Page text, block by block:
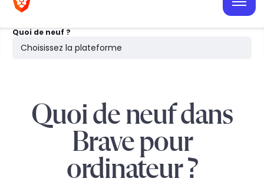
Quoi de neuf ?
Choisissez la plateforme
Android
Ordinateur
Recherche
Quoi de neuf dans
Brave pour
ordinateur ?